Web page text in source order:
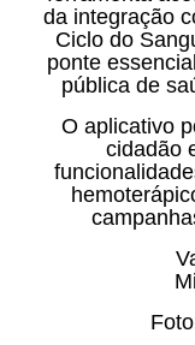
da integração
Ciclo do
ponte
pública de
O aplicativo
cidadão